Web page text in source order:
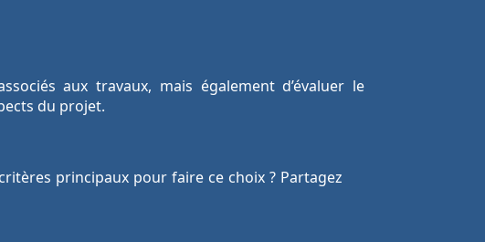
aux travaux, mais également d’évaluer le
du projet.
principaux pour faire ce choix ? Partagez